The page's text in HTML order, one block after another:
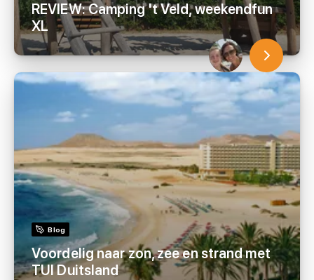
REVIEW: Camping 't Veld, weekendfun
XL
Blog
Voordelig naar zon, zee en strand met
TUI Duitsland